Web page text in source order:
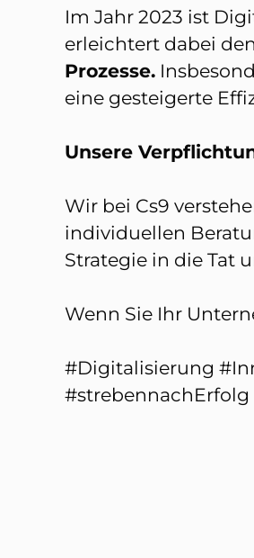
Im Jahr 2023 ist
erleichtert dabei
Prozesse.
eine gesteigerte
Unsere
Wir bei Cs9
individuellen
Strategie in die Tat
Wenn Sie Ihr
#Digitalisierung
#strebennachErfolg